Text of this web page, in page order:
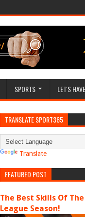
SPORTS LET'S
TRANSLATE SPORT365
Translate
FEATURED POST
The Best Skills Of
League Season!